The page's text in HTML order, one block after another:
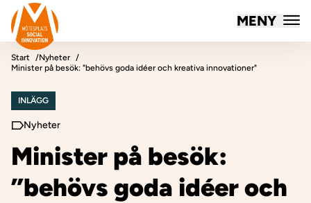
Hoppa till innehåll
Mötesplatsen Social Innovation
MENY
Start
Nyheter
Minister på besök: "behövs goda idéer och kreativa innovationer"
INLÄGG
Nyheter
Minister på besök:
”behövs goda idéer och